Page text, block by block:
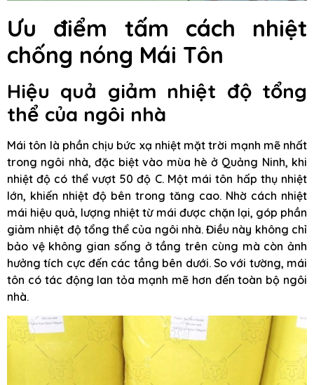
Ưu điểm tấm cách nhiệt
chống nóng Mái Tôn
Hiệu quả giảm nhiệt độ tổng
thể của ngôi nhà
Mái tôn là phần chịu bức xạ nhiệt mặt trời mạnh mẽ nhất
trong ngôi nhà, đặc biệt vào mùa hè ở Quảng Ninh, khi
nhiệt độ có thể vượt 50 độ C. Một mái tôn hấp thụ nhiệt
lớn, khiến nhiệt độ bên trong tăng cao. Nhờ cách nhiệt
mái hiệu quả, lượng nhiệt từ mái được chặn lại, góp phần
giảm nhiệt độ tổng thể của ngôi nhà. Điều này không chỉ
bảo vệ không gian sống ở tầng trên cùng mà còn ảnh
hưởng tích cực đến các tầng bên dưới. So với tường, mái
tôn có tác động lan tỏa mạnh mẽ hơn đến toàn bộ ngôi
nhà.